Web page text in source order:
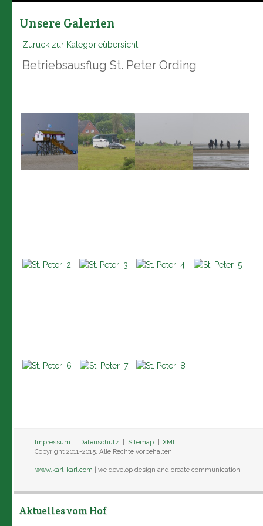
Unsere Galerien
Zurück zur Kategorieübersicht
Betriebsausflug St. Peter Ording
Impressum | Datenschutz | Sitemap |XML
Copyright 2011-2015. Alle Rechte vorbehalten.
www.karl-karl.com | we develop design and create communication.
Aktuelles vom Hof